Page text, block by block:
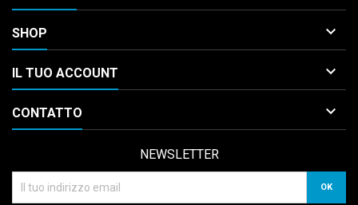
SHOP 
IL TUO ACCOUNT 
CONTATTO 
NEWSLETTER